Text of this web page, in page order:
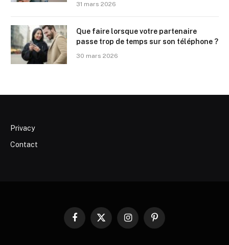
31 mars 2026
Que faire lorsque votre partenaire
passe trop de temps sur son téléphone ?
30 mars 2026
Privacy
Contact
Facebook
X
InstagramPinterest